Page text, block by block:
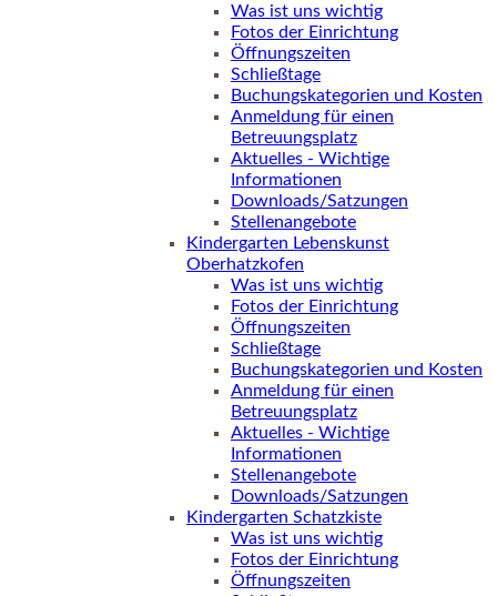
Was ist uns wichtig
Fotos der Einrichtung
Öffnungszeiten
Schließtage
Buchungskategorien und Kosten
Anmeldung für einen
Betreuungsplatz
Aktuelles - Wichtige
Informationen
Downloads/Satzungen
Stellenangebote
Kindergarten Lebenskunst
Oberhatzkofen
Was ist uns wichtig
Fotos der Einrichtung
Öffnungszeiten
Schließtage
Buchungskategorien und Kosten
Anmeldung für einen
Betreuungsplatz
Aktuelles - Wichtige
Informationen
Stellenangebote
Downloads/Satzungen
Kindergarten Schatzkiste
Was ist uns wichtig
Fotos der Einrichtung
Öffnungszeiten